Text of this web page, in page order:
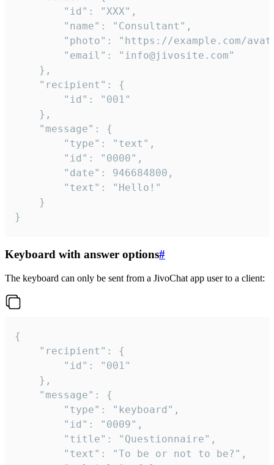
}
Keyboard with answer options#
The keyboard can only be sent from a JivoChat app user to a client:
{